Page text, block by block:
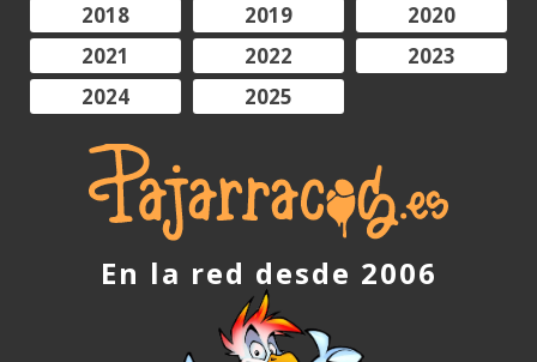
2018
2019
2020
2021
2022
2023
2024
2025
En la red desde 2006